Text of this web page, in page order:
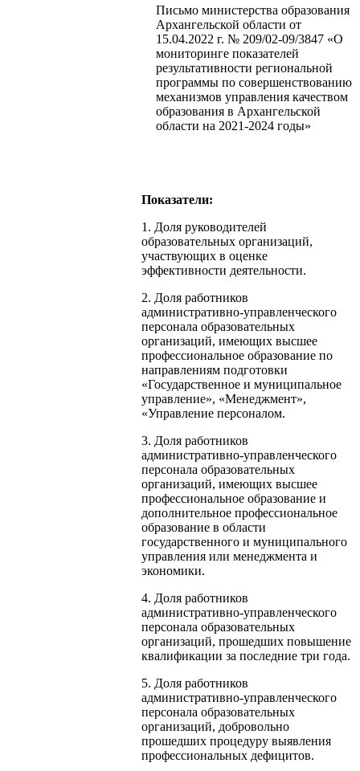
Письмо министерства образования
Архангельской области от
15.04.2022 г. № 209/02-09/3847 «О
мониторинге показателей
результативности региональной
программы по совершенствованию
механизмов управления качеством
образования в Архангельской
области на 2021-2024 годы»
Показатели:
1. Доля руководителей
образовательных организаций,
участвующих в оценке
эффективности деятельности.
2. Доля работников
административно-управленческого
персонала образовательных
организаций, имеющих высшее
профессиональное образование по
направлениям подготовки
«Государственное и муниципальное
управление», «Менеджмент»,
«Управление персоналом.
3. Доля работников
административно-управленческого
персонала образовательных
организаций, имеющих высшее
профессиональное образование и
дополнительное профессиональное
образование в области
государственного и муниципального
управления или менеджмента и
экономики.
4. Доля работников
административно-управленческого
персонала образовательных
организаций, прошедших повышение
квалификации за последние три года.
5. Доля работников
административно-управленческого
персонала образовательных
организаций, добровольно
прошедших процедуру выявления
профессиональных дефицитов.